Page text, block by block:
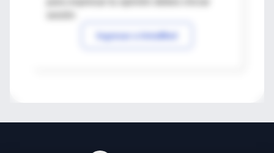
Ingresar a IntraMed